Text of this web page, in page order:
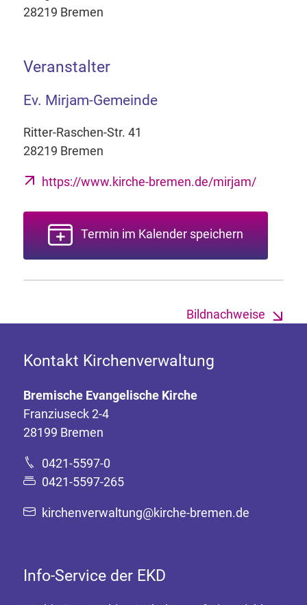
28219 Bremen
Veranstalter
Ev. Mirjam-Gemeinde
Ritter-Raschen-Str. 41
28219 Bremen
https://www.kirche-bremen.de/mirjam/
Termin im Kalender speichern
Bildnachweise
Kontakt Kirchenverwaltung
Bremische Evangelische Kirche
Franziuseck 2-4
28199 Bremen
0421-5597-0
0421-5597-265
kirchenverwaltung@kirche-bremen.de
Info-Service der EKD